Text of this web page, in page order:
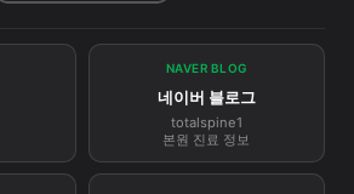
NAVER BLOG
네이버 블로그
totalspine1
본원 진료 정보